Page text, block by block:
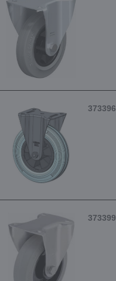
373396
373399